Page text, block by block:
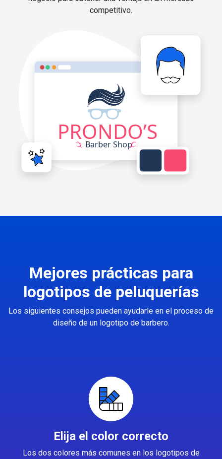
competitivo.
Mejores prácticas para
logotipos de peluquerías
Los siguientes consejos pueden ayudarle en el proceso de
diseño de un logotipo de barbero.
Elija el color correcto
Los dos colores más comunes en los logotipos de